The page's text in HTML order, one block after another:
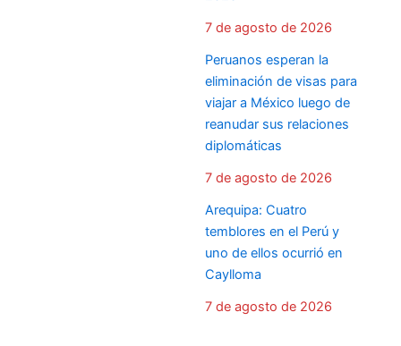
7 de agosto de 2026
Peruanos esperan la
eliminación de visas para
viajar a México luego de
reanudar sus relaciones
diplomáticas
7 de agosto de 2026
Arequipa: Cuatro
temblores en el Perú y
uno de ellos ocurrió en
Caylloma
7 de agosto de 2026